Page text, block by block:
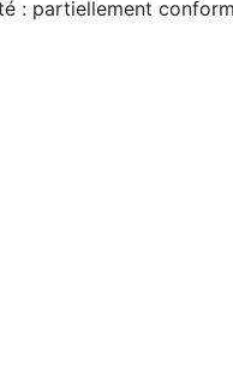
: partiellement